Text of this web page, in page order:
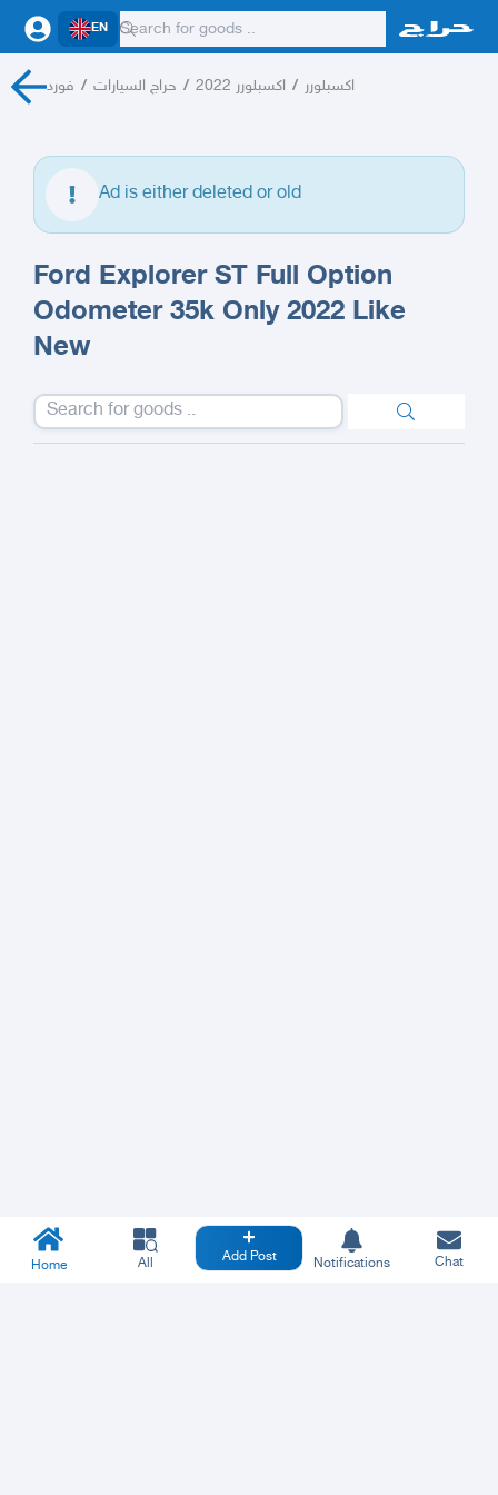
EN
فورد / حراج السيارات / اكسبلورر 2022 / اكسبلورر
Ad is either deleted or old
Ford Explorer ST Full Option
Odometer 35k Only 2022 Like
New
Home All Add Post Notifications Chat